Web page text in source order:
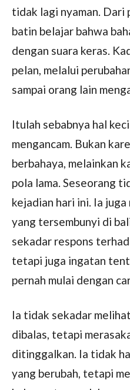
tidak lagi nyaman. Dari
batin belajar bahwa
dengan suara keras.
pelan, melalui
sampai orang lain
Itulah sebabnya hal
mengancam. Bukan
berbahaya, melainkan
pola lama. Seseorang
kejadian hari ini. Ia juga
yang tersembunyi di
sekadar respons
tetapi juga ingatan
pernah mulai dengan
Ia tidak sekadar
dibalas, tetapi
ditinggalkan. Ia tidak
yang berubah, tetapi